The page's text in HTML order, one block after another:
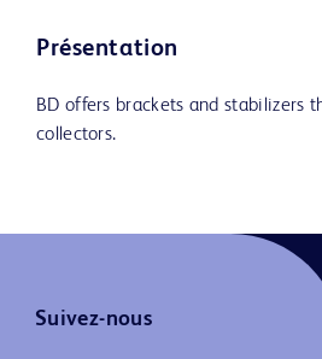
Présentation
BD offers brackets and stabilizers
collectors.
Suivez-nous